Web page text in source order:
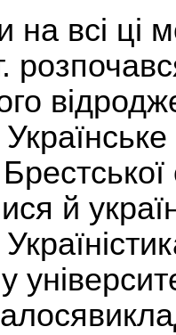
на всі ці
й